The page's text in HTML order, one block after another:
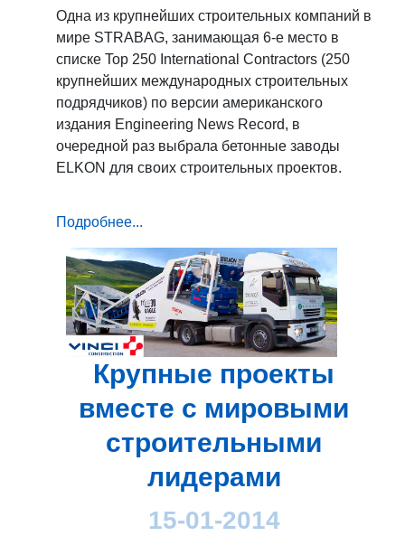
Одна из крупнейших строительных компаний в
мире STRABAG, занимающая 6-е место в
списке Top 250 International Contractors (250
крупнейших международных строительных
подрядчиков) по версии американского
издания Engineering News Record, в
очередной раз выбрала бетонные заводы
ELKON для своих строительных проектов.
Подробнее...
Крупные проекты
вместе с мировыми
строительными
лидерами
15-01-2014